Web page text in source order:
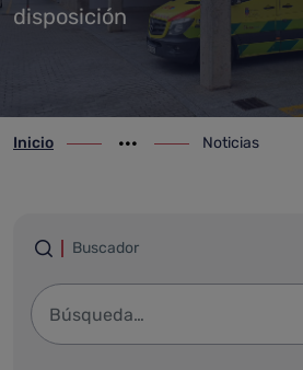
disposición
ir-a inicio
Inicio
Mostrar opciones del
ir-a Noticias
Noticias
Filtrar por palabras
Buscador
Barra de búsqueda